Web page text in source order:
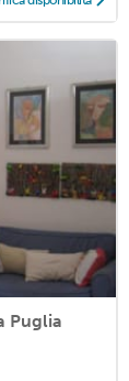
Puglia